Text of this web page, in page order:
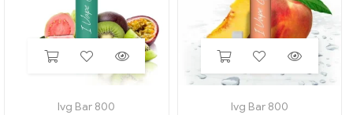
Ivg Bar 800 Ivg Bar 800